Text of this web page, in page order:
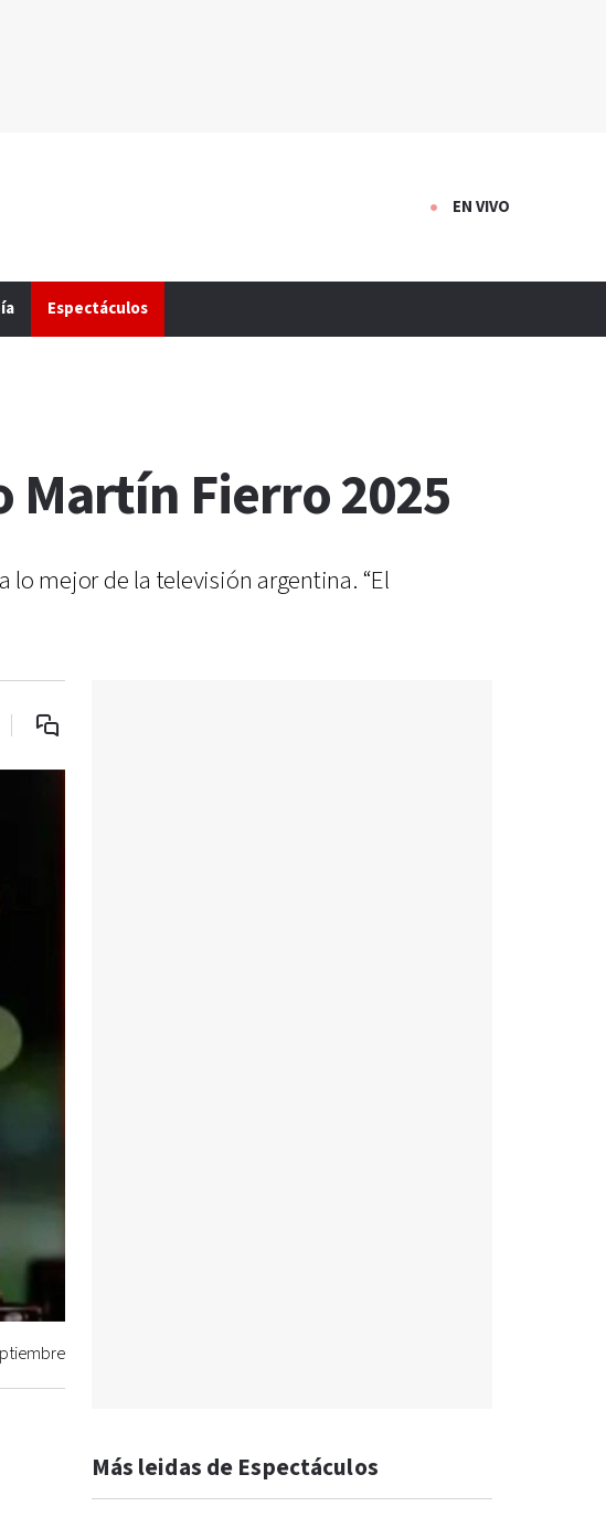
EN VIVO
Espectáculos
Martín Fierro 2025
lo mejor de la televisión argentina. “El
Más leidas de Espectáculos